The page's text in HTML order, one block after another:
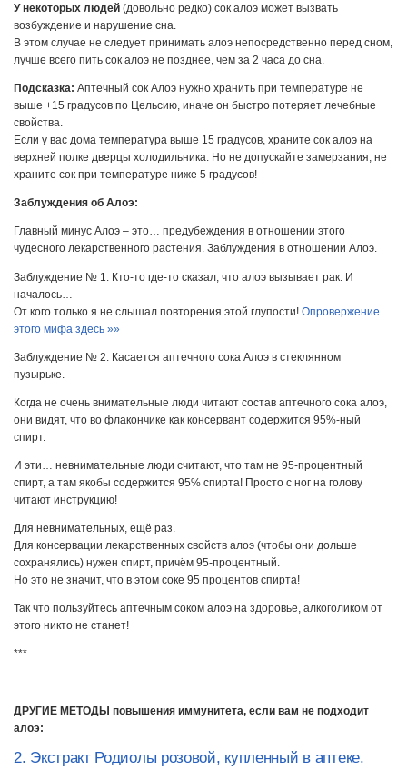
У некоторых людей (довольно редко) сок алоэ может вызвать
возбуждение и нарушение сна.
В этом случае не следует принимать алоэ непосредственно перед сном,
лучше всего пить сок алоэ не позднее, чем за 2 часа до сна.
Подсказка: Аптечный сок Алоэ нужно хранить при температуре не
выше +15 градусов по Цельсию, иначе он быстро потеряет лечебные
свойства.
Если у вас дома температура выше 15 градусов, храните сок алоэ на
верхней полке дверцы холодильника. Но не допускайте замерзания, не
храните сок при температуре ниже 5 градусов!
Заблуждения об Алоэ:
Главный минус Алоэ – это… предубеждения в отношении этого
чудесного лекарственного растения. Заблуждения в отношении Алоэ.
Заблуждение № 1. Кто-то где-то сказал, что алоэ вызывает рак. И
началось…
От кого только я не слышал повторения этой глупости! Опровержение
этого мифа здесь »»
Заблуждение № 2. Касается аптечного сока Алоэ в стеклянном
пузырьке.
Когда не очень внимательные люди читают состав аптечного сока алоэ,
они видят, что во флакончике как консервант содержится 95%-ный
спирт.
И эти… невнимательные люди считают, что там не 95-процентный
спирт, а там якобы содержится 95% спирта! Просто с ног на голову
читают инструкцию!
Для невнимательных, ещё раз.
Для консервации лекарственных свойств алоэ (чтобы они дольше
сохранялись) нужен спирт, причём 95-процентный.
Но это не значит, что в этом соке 95 процентов спирта!
Так что пользуйтесь аптечным соком алоэ на здоровье, алкоголиком от
этого никто не станет!
***
ДРУГИЕ МЕТОДЫ повышения иммунитета, если вам не подходит
алоэ:
2. Экстракт Родиолы розовой, купленный в аптеке.